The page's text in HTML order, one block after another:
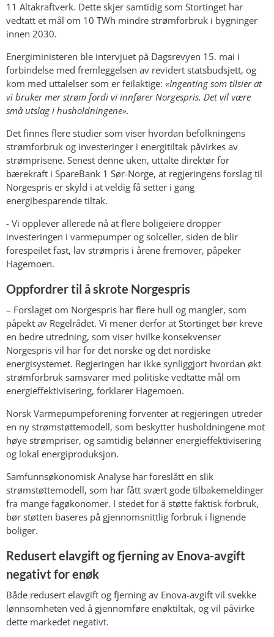
11 Altakraftverk. Dette skjer samtidig som Stortinget har
vedtatt et mål om 10 TWh mindre strømforbruk i bygninger
innen 2030.
Energiministeren ble intervjuet på Dagsrevyen 15. mai i
forbindelse med fremleggelsen av revidert statsbudsjett, og
kom med uttalelser som er feilaktige: «Ingenting som tilsier at
vi bruker mer strøm fordi vi innfører Norgespris. Det vil være
små utslag i husholdningene».
Det finnes flere studier som viser hvordan befolkningens
strømforbruk og investeringer i energitiltak påvirkes av
strømprisene. Senest denne uken, uttalte direktør for
bærekraft i SpareBank 1 Sør-Norge, at regjeringens forslag til
Norgespris er skyld i at veldig få setter i gang
energibesparende tiltak.
- Vi opplever allerede nå at flere boligeiere dropper
investeringen i varmepumper og solceller, siden de blir
forespeilet fast, lav strømpris i årene fremover, påpeker
Hagemoen.
Oppfordrer til å skrote Norgespris
– Forslaget om Norgespris har flere hull og mangler, som
påpekt av Regelrådet. Vi mener derfor at Stortinget bør kreve
en bedre utredning, som viser hvilke konsekvenser
Norgespris vil har for det norske og det nordiske
energisystemet. Regjeringen har ikke synliggjort hvordan økt
strømforbruk samsvarer med politiske vedtatte mål om
energieffektivisering, forklarer Hagemoen.
Norsk Varmepumpeforening forventer at regjeringen utreder
en ny strømstøttemodell, som beskytter husholdningene mot
høye strømpriser, og samtidig belønner energieffektivisering
og lokal energiproduksjon.
Samfunnsøkonomisk Analyse har foreslått en slik
strømstøttemodell, som har fått svært gode tilbakemeldinger
fra mange fagøkonomer. I stedet for å støtte faktisk forbruk,
bør støtten baseres på gjennomsnittlig forbruk i lignende
boliger.
Redusert elavgift og fjerning av Enova-avgift
negativt for enøk
Både redusert elavgift og fjerning av Enova-avgift vil svekke
lønnsomheten ved å gjennomføre enøktiltak, og vil påvirke
dette markedet negativt.